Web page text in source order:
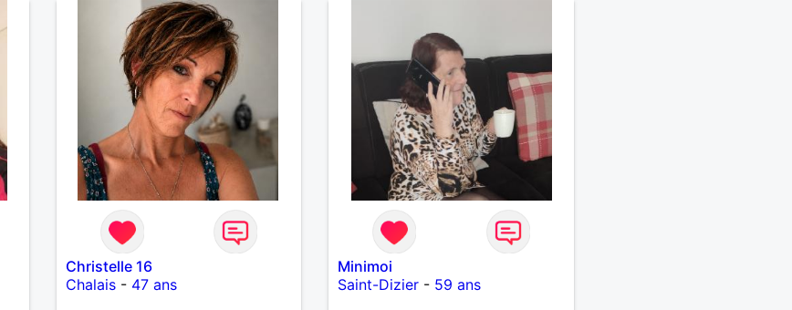
Christelle 16
Chalais- 47 ans
Minimoi
Saint-Dizier - 59 ans